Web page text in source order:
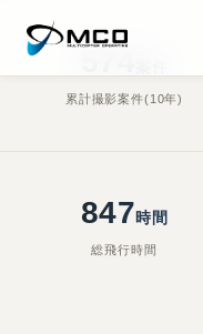
Shot on
累計撮影案件(10年)
966時間
総飛行時間